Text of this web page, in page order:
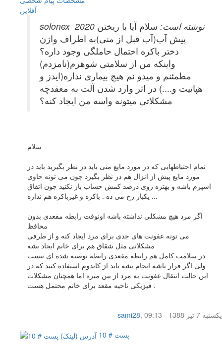
آفلاين
solonex_2020 نوشته است: سلام آیا با ریختن
پیش آب(آب قبل از منی)به اطراف وازن
دختر باکره احتمال حاملگی وجود داره؟
واینکه من از سلامتی شوهرم(نامزدم)
مطمئنم و میدو نم هیچ بیماری نداره(ایدز و
هپاتیت و....) در اثر وارد شدن آلت به معقدچه
مشکلاتی میتونه واسه من ایجاد کنه؟
سلام
تمام احتیاطهایی که در مورد مایع منی باید در نظر بگیرید باید در
مورد مایع پیش از انزال هم در نظر بگیرد چون می تونه حاوی
اسپرم باشه و بهتره روی درصد کمش حساب باز نکنید چون اتفاق
یکبار رخ می ده . باکره و غیرباکره هم نداره ...
اگر مرد هیچ مشکلی نداشته باشه اونوقت رابطه مقعدی بدون
محافظ
می تونه عفونت های جدی برای مرد ایجاد کنه و از طرفی
مشکلاتی مثل شقاق هم برای خانم ایجاد بشه
در سلامت کامل هم رابطه مقعدی رابطه توصیه شده ای نیست
ولی اگر قرار باشه انجام بشه باید از کاندوم استفاده کنید که در
این حالت انتقال عفونت به مرد از بین میره اما همچنان مشکلات
فیزیکی ناحیه مقعد برای خانم محتمل هست .
sami28,
یکشنبه 7 تیر 1388 - 09:13
پست # 10